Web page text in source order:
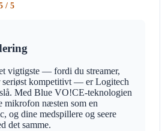
/ 5
vigtigste — fordi du streamer,
seriøst kompetitivt — er Logitech
Med Blue VO!CE-teknologien
mikrofon næsten som en
og dine medspillere og seere
det samme.